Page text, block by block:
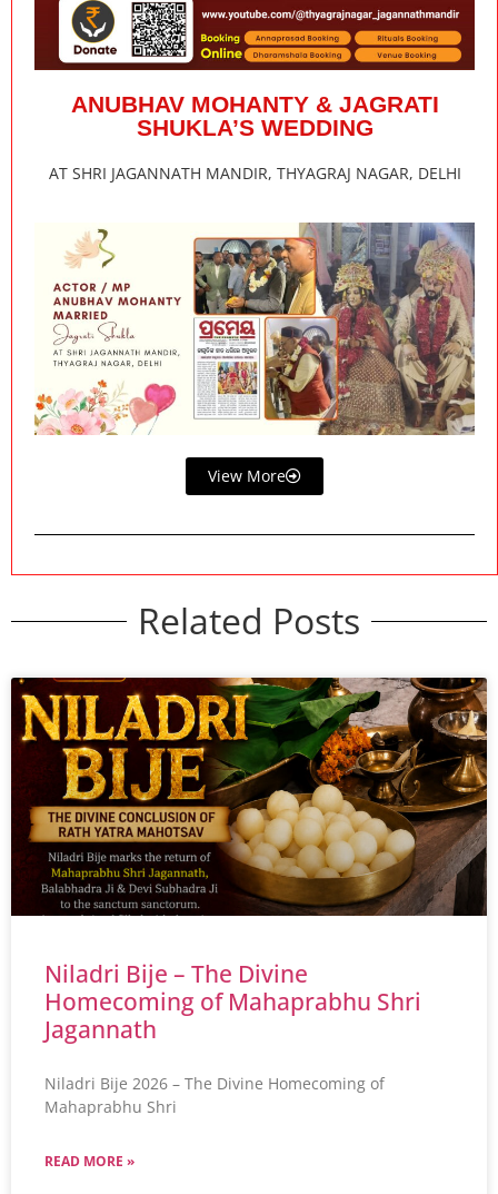
ANUBHAV MOHANTY & JAGRATI
SHUKLA’S WEDDING
AT SHRI JAGANNATH MANDIR, THYAGRAJ NAGAR, DELHI
View More
Related Posts
Niladri Bije – The Divine
Homecoming of Mahaprabhu Shri
Jagannath
Niladri Bije 2026 – The Divine Homecoming of
Mahaprabhu Shri
READ MORE »